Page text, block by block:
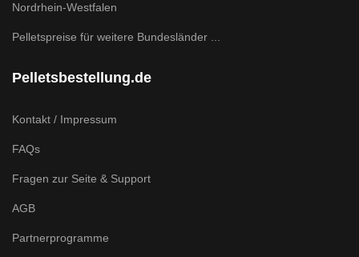
Nordrhein-Westfalen
Pelletspreise für weitere Bundesländer ...
Pelletsbestellung.de
Kontakt / Impressum
FAQs
Fragen zur Seite & Support
AGB
Partnerprogramme